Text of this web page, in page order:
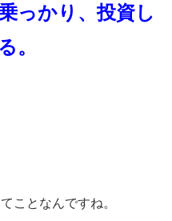
っかり、投資し
。
ことなんですね。